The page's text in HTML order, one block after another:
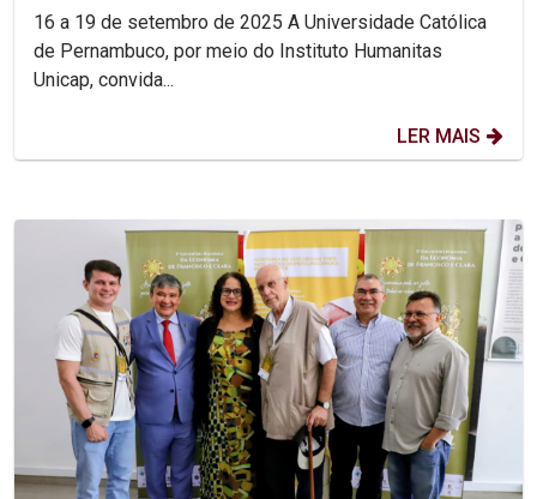
16 a 19 de setembro de 2025 A Universidade Católica
de Pernambuco, por meio do Instituto Humanitas
Unicap, convida...
LER MAIS